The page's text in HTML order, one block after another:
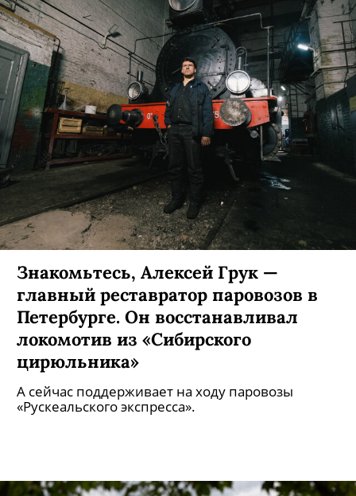
Знакомьтесь, Алексей Грук —
главный реставратор паровозов в
Петербурге. Он восстанавливал
локомотив из «Сибирского
цирюльника»
А сейчас поддерживает на ходу паровозы
«Рускеальского экспресса».